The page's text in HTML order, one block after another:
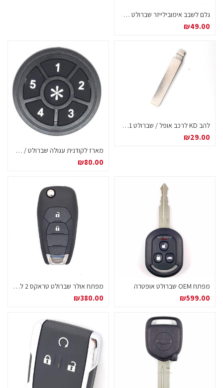
גלם לשבב אימובילייזר שברולט אוואו
₪49.00
להב KD לרכב אופל / שברולט #71 HU100
₪29.00
מארז לקודנית עגולה שברולט / קאיה – פריט שאינו ניתן להחזרה
₪80.00
מפתח OEM שברולט אופטרה
₪599.00
מפתח אולר שברולט טראקס 2 לחצנים
₪380.00